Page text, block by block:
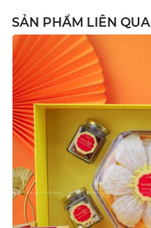
SẢN PHẨM LIÊN